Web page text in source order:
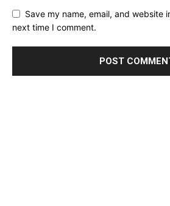
Save my name, email, and website
next time I comment.